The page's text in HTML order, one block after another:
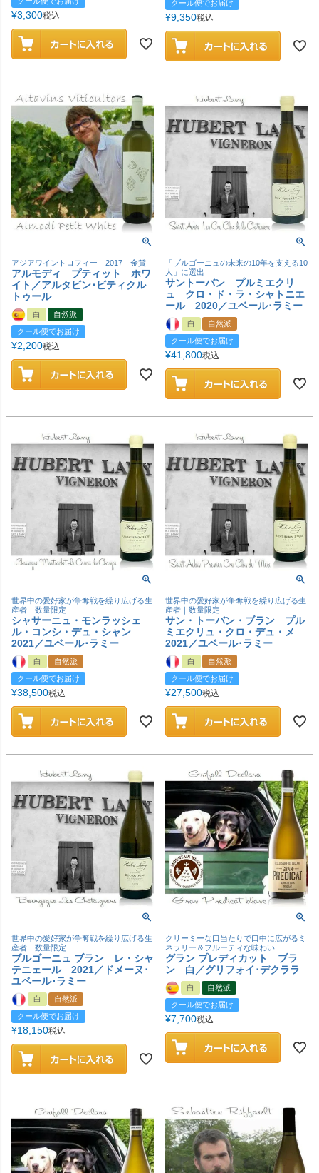
¥3,300税込
クール便でお届け
¥9,350税込
アジアワイントロフィー 2017 金賞
アルモディ プティット ホワ
イト／アルタビン･ビティクル
トゥール
白
自然派
クール便でお届け
¥2,200税込
「ブルゴーニュの未来の10年を支える10
人」に選出
サントーバン プルミエクリ
ュ クロ・ド・ラ・シャトニエ
ール 2020／ユベール･ラミー
白
自然派
クール便でお届け
¥41,800税込
世界中の愛好家が争奪戦を繰り広げる生
産者｜数量限定
シャサーニュ・モンラッシェ
ル・コンシ・デュ・シャン
2021／ユベール･ラミー
白
自然派
クール便でお届け
¥38,500税込
世界中の愛好家が争奪戦を繰り広げる生
産者｜数量限定
サン・トーバン・ブラン プル
ミエクリュ・クロ・デュ・メ
2021／ユベール･ラミー
白
自然派
クール便でお届け
¥27,500税込
世界中の愛好家が争奪戦を繰り広げる生
産者｜数量限定
ブルゴーニュ ブラン レ・シャ
テニェール 2021／ドメーヌ･
ユベール･ラミー
白
自然派
クール便でお届け
¥18,150税込
クリーミーな口当たりで口中に広がるミ
ネラリー＆フルーティな味わい
グラン プレディカット ブラ
ン 白／グリフォイ･デクララ
白
自然派
クール便でお届け
¥7,700税込